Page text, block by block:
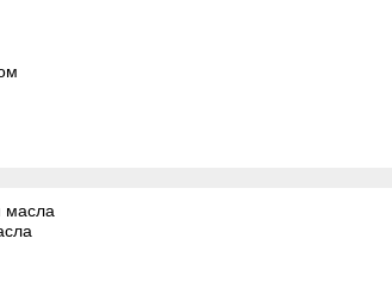
масла